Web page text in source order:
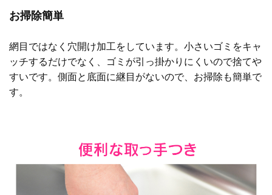
お掃除簡単
網目ではなく穴開け加工をしています。小さいゴミをキャ
ッチするだけでなく、ゴミが引っ掛かりにくいので捨てや
すいです。側面と底面に継目がないので、お掃除も簡単で
す。